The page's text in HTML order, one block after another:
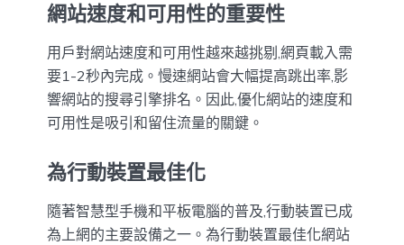
網站速度和可用性的重要性
用戶對網站速度和可用性越來越挑剔,網頁載入需
要1-2秒內完成。慢速網站會大幅提高跳出率,影
響網站的搜尋引擎排名。因此,優化網站的速度和
可用性是吸引和留住流量的關鍵。
為行動裝置最佳化
隨著智慧型手機和平板電腦的普及,行動裝置已成
為上網的主要設備之一。為行動裝置最佳化網站